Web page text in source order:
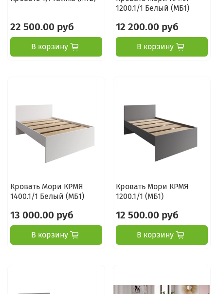
22 500.00 руб
В корзину
1200.1/1 Белый (МБ1)
12 200.00 руб
В корзину
Кровать Мори КРМЯ
1400.1/1 Белый (МБ1)
13 000.00 руб
В корзину
Кровать Мори КРМЯ
1200.1/1 (МБ1)
12 500.00 руб
В корзину